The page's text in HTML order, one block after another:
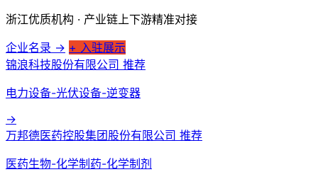
化不仅包括茶叶的种植和生产，还包括茶道的传承和发展。
量和独特的设计而闻名于世。
民俗文化：浙江的民俗文化也十分丰富，如龙舟竞渡、舞龙舞狮、打年
糕等。这些民俗活动反映了浙江人民的生活习惯和传统文化。
特色美食
作为美食荒漠的浙江特色美食，常见的有龙井虾仁、干菜焖肉、东坡
肉、叫花童子鸡、西湖醋鱼、宁波年糕、金华火腿、越州糟烧、糖火烧、虾
浙江优质机构 · 产业链上下游精准对接
企业名录 → + 入驻展示
锦浪科技股份有限公司 推荐
电力设备-光伏设备-逆变器
→
万邦德医药控股集团股份有限公司 推荐
医药生物-化学制药-化学制剂